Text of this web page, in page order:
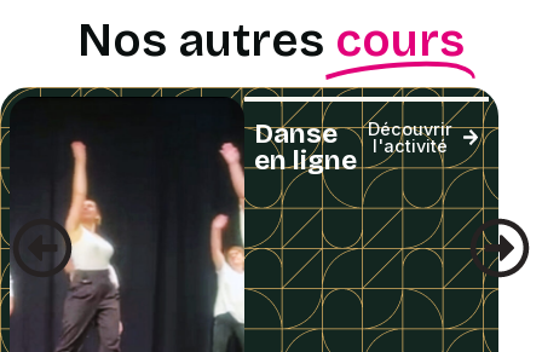
Nos autres cours
Danse
en ligne
Découvrir
l'activité